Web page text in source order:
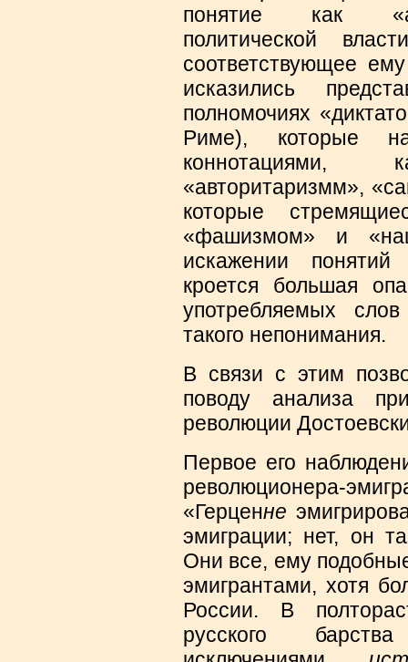
понятие как
политической
соответствующее
исказились
полномочиях
Риме), которые
«авторитаризмм»,
которые
«фашизмом» и
искажении
кроется большая
употребляемых
такого непонимания.
В связи с этим
поводу анализа
революции
Первое его
революционера-
«Герценне
эмиграции; нет, он
Они все, ему
эмигрантами, хотя
России. В
русского